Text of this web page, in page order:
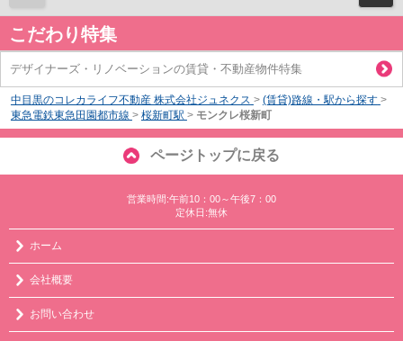
こだわり特集
デザイナーズ・リノベーションの賃貸・不動産物件特集
中目黒のコレカライフ不動産 株式会社ジュネクス > (賃貸)路線・駅から探す >
東急電鉄東急田園都市線 > 桜新町駅 > モンクレ桜新町
ページトップに戻る
営業時間:午前10：00～午後7：00
定休日:無休
ホーム
会社概要
お問い合わせ